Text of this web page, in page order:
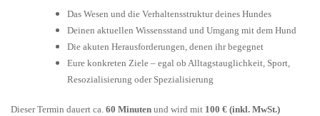
Das Wesen und die Verhaltensstruktur deines Hundes
Deinen aktuellen Wissensstand und Umgang mit dem Hund
Die akuten Herausforderungen, denen ihr begegnet
Eure konkreten Ziele – egal ob Alltagstauglichkeit, Sport,
Resozialisierung oder Spezialisierung
Dieser Termin dauert ca. 60 Minuten und wird mit 100 € (inkl. MwSt.)